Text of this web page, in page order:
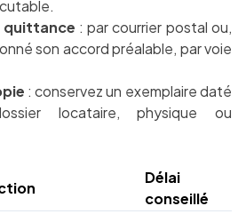
quittance : par courrier postal ou,
son accord préalable, par voie
: conservez un exemplaire daté
locataire, physique ou
Délai
conseillé